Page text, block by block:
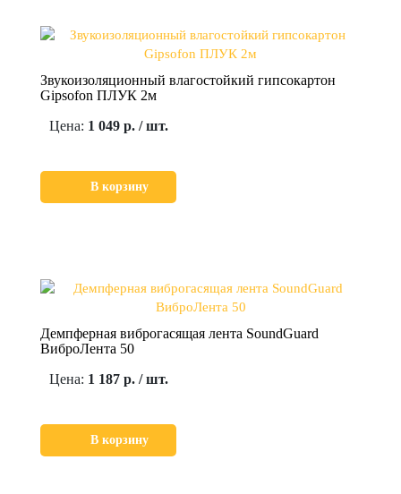
Звукоизоляционный влагостойкий гипсокартон
Gipsofon ПЛУК 2м
Цена: 1 049 р. / шт.
В корзину
Демпферная виброгасящая лента SoundGuard
ВиброЛента 50
Цена: 1 187 р. / шт.
В корзину